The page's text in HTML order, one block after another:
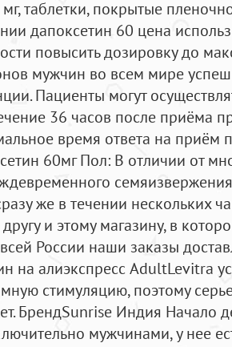
мг, таблетки, покрытые
дапоксетин 60 цена
повысить дозировку до
мужчин во всем мире
Пациенты могут
36 часов после приёма
время ответа на приём
60мг Пол: В отличии от
же в течении нескольких
и этому магазину, в
России наши заказы
на алиэкспресс AdultLevitra
стимуляцию, поэтому
БрендSunrise Индия Начало
мужчинами, у нее